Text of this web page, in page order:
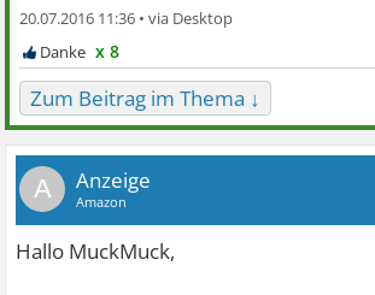
20.07.2016 11:36 •
x 8
Zum Beitrag im Thema ↓
A